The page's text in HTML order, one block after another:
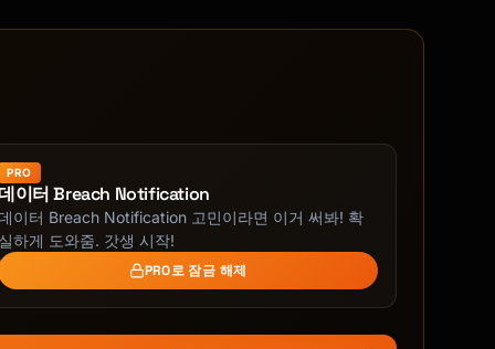
PRO
이터 Breach Notification
이터 Breach Notification 고민이라면 이거 써봐! 확
하게 도와줌. 갓생 시작!
PRO로 잠금 해제